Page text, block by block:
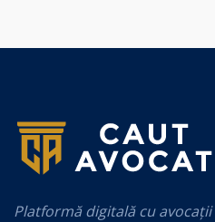
Platformă digitală cu